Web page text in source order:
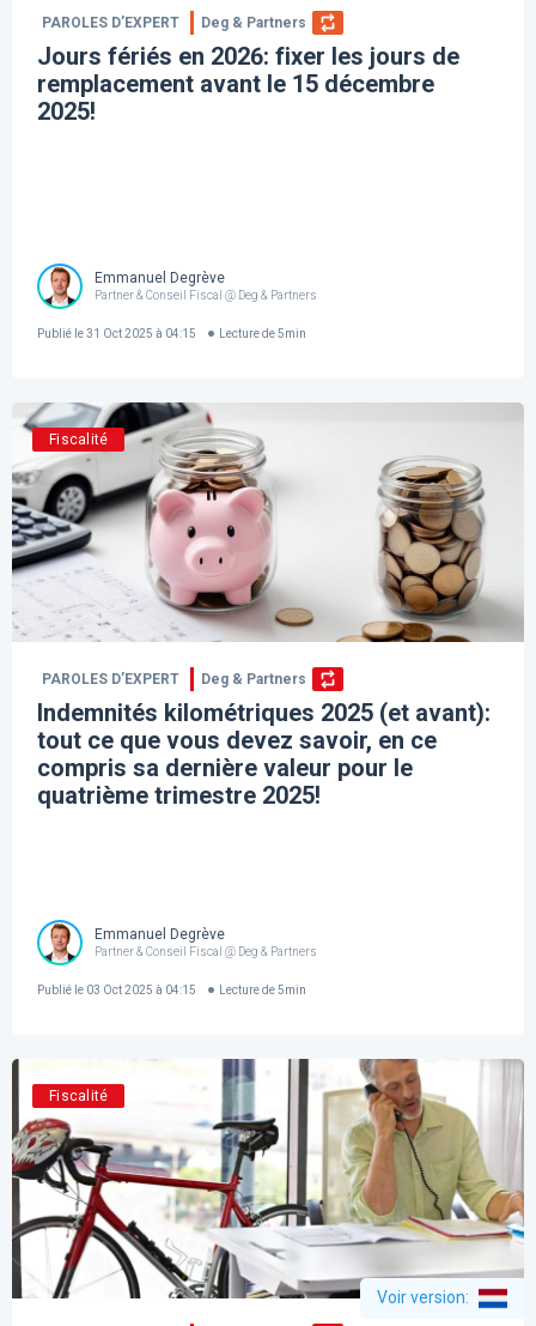
PAROLES D’EXPERT Deg & Partners
Jours fériés en 2026: fixer les jours de
remplacement avant le 15 décembre
2025!
Emmanuel Degrève
Partner & Conseil Fiscal @ Deg & Partners
Publié le31 Oct 2025 à 04:15 Lecture de 5min
Fiscalité
PAROLES D’EXPERT Deg & Partners
Indemnités kilométriques 2025 (et avant):
tout ce que vous devez savoir, en ce
compris sa dernière valeur pour le
quatrième trimestre 2025!
Emmanuel Degrève
Partner & Conseil Fiscal @ Deg & Partners
Publié le 03 Oct 2025 à 04:15 Lecture de 5min
Fiscalité
Voir version: